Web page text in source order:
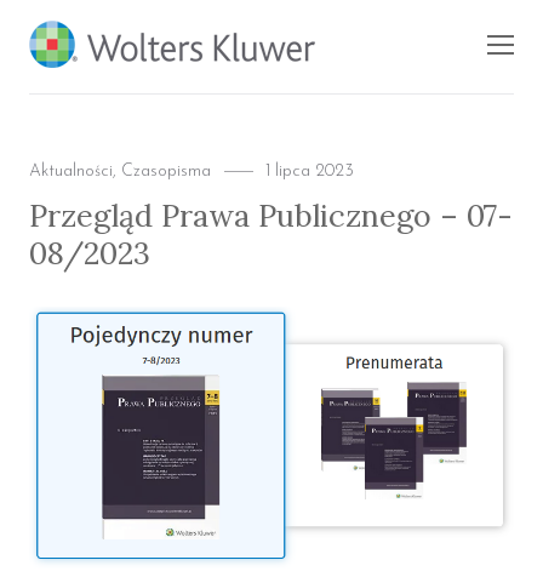
BLOG KSIĘGARNI
PROFINFO.PL
Categories
Aktualności, Czasopisma
Posted
1 lipca 2023
Przegląd Prawa Publicznego – 07-
08/2023